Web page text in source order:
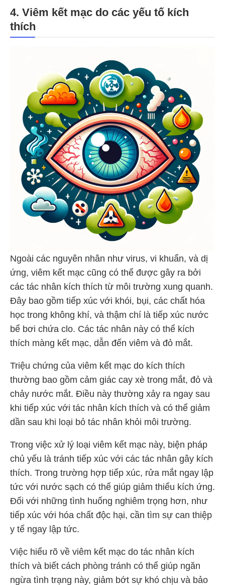
4. Viêm kết mạc do các yếu tố kích
thích
Ngoài các nguyên nhân như virus, vi khuẩn, và dị
ứng, viêm kết mạc cũng có thể được gây ra bởi
các tác nhân kích thích từ môi trường xung quanh.
Đây bao gồm tiếp xúc với khói, bụi, các chất hóa
học trong không khí, và thậm chí là tiếp xúc nước
bể bơi chứa clo. Các tác nhân này có thể kích
thích màng kết mạc, dẫn đến viêm và đỏ mắt.
Triệu chứng của viêm kết mạc do kích thích
thường bao gồm cảm giác cay xè trong mắt, đỏ và
chảy nước mắt. Điều này thường xảy ra ngay sau
khi tiếp xúc với tác nhân kích thích và có thể giảm
dần sau khi loại bỏ tác nhân khỏi môi trường.
Trong việc xử lý loại viêm kết mạc này, biện pháp
chủ yếu là tránh tiếp xúc với các tác nhân gây kích
thích. Trong trường hợp tiếp xúc, rửa mắt ngay lập
tức với nước sạch có thể giúp giảm thiểu kích ứng.
Đối với những tình huống nghiêm trọng hơn, như
tiếp xúc với hóa chất độc hại, cần tìm sự can thiệp
y tế ngay lập tức.
Việc hiểu rõ về viêm kết mạc do tác nhân kích
thích và biết cách phòng tránh có thể giúp ngăn
ngừa tình trạng này, giảm bớt sự khó chịu và bảo